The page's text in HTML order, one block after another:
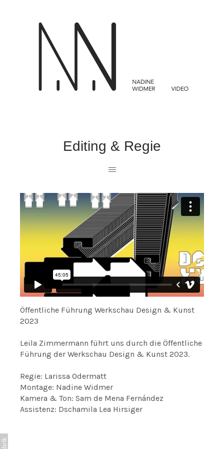
Editing & Regie
Öffentliche Führung Werkschau Design & Kunst
2023
Leila Zimmermann führt uns durch die Öffentliche
Führung der Werkschau Design & Kunst 2023.
Regie: Larissa Odermatt
Montage: Nadine Widmer
Kamera & Ton: Sam de Mena Fernández
Assistenz: Dschamila Lea Hirsiger